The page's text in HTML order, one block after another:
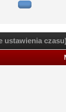
ustawienia czasu)